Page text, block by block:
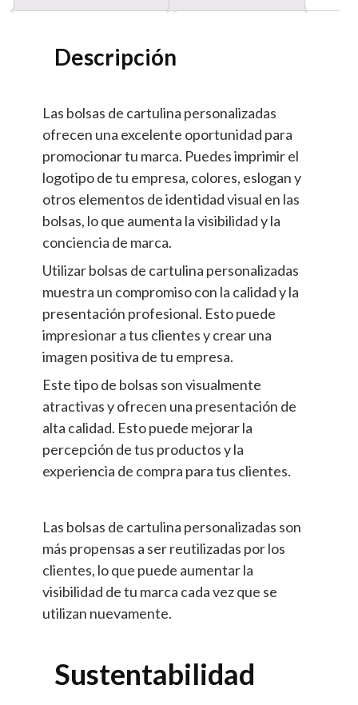
Descripción
Las bolsas de cartulina personalizadas
ofrecen una excelente oportunidad para
promocionar tu marca. Puedes imprimir el
logotipo de tu empresa, colores, eslogan y
otros elementos de identidad visual en las
bolsas, lo que aumenta la visibilidad y la
conciencia de marca.
Utilizar bolsas de cartulina personalizadas
muestra un compromiso con la calidad y la
presentación profesional. Esto puede
impresionar a tus clientes y crear una
imagen positiva de tu empresa.
Este tipo de bolsas son visualmente
atractivas y ofrecen una presentación de
alta calidad. Esto puede mejorar la
percepción de tus productos y la
experiencia de compra para tus clientes.
Las bolsas de cartulina personalizadas son
más propensas a ser reutilizadas por los
clientes, lo que puede aumentar la
visibilidad de tu marca cada vez que se
utilizan nuevamente.
Sustentabilidad